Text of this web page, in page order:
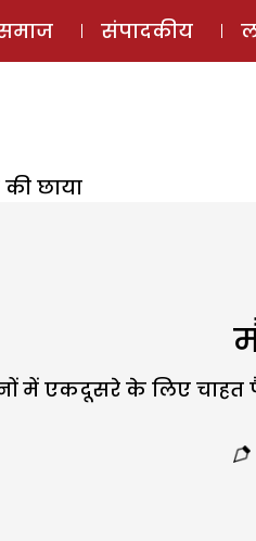
संपादकीय
छाया
में एकदूसरे के लिए